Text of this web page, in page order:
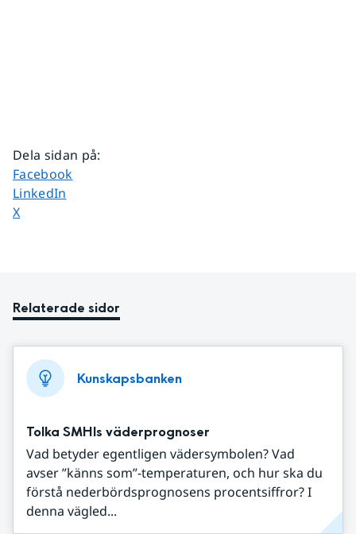
Dela sidan på:
Dela sidan på
Facebook
Dela sidan på
LinkedIn
Dela sidan på
X
Relaterade sidor
Kunskapsbanken
Tolka SMHIs väderprognoser
Vad betyder egentligen vädersymbolen? Vad
avser ”känns som”-temperaturen, och hur ska du
förstå nederbördsprognosens procentsiffror? I
denna vägled...